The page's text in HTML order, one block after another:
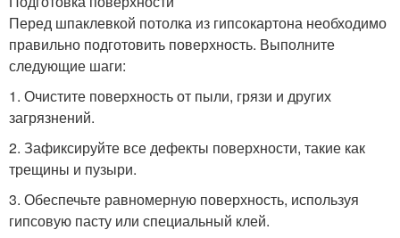
Перед шпаклевкой потолка из гипсокартона необходимо
правильно подготовить поверхность. Выполните
следующие шаги:
1. Очистите поверхность от пыли, грязи и других
загрязнений.
2. Зафиксируйте все дефекты поверхности, такие как
трещины и пузыри.
3. Обеспечьте равномерную поверхность, используя
гипсовую пасту или специальный клей.